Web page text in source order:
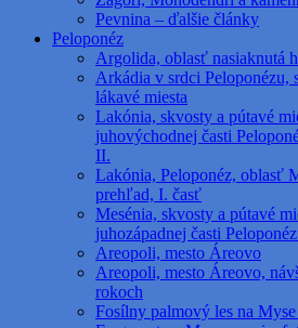
Pevnina – ďalšie články
Peloponéz
Argolida, oblasť nasiaknutá
Arkádia v srdci Peloponézu,
lákavé miesta
Lakónia, skvosty a pútavé
juhovýchodnej časti
II.
Lakónia, Peloponéz, oblasť
prehľad, I. časť
Mesénia, skvosty a pútavé
juhozápadnej časti
Areopoli, mesto Áreovo
Areopoli, mesto Áreovo,
rokoch
Fosílny palmový les na